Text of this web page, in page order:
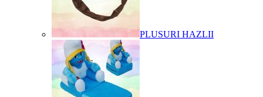
PLUSURI HAZLII